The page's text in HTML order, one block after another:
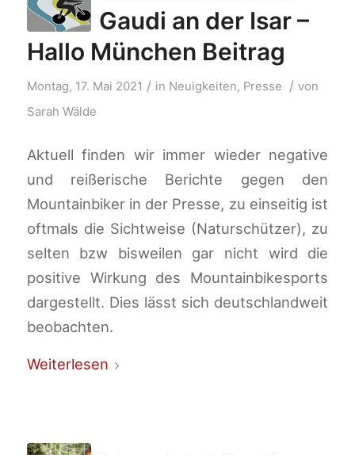
Gaudi an der Isar –
Hallo München Beitrag
Montag, 17. Mai 2021 / in Neuigkeiten, Presse / von
Sarah Wälde
Aktuell finden wir immer wieder negative
und reißerische Berichte gegen den
Mountainbiker in der Presse, zu einseitig ist
oftmals die Sichtweise (Naturschützer), zu
selten bzw bisweilen gar nicht wird die
positive Wirkung des Mountainbikesports
dargestellt. Dies lässt sich deutschlandweit
beobachten.
Weiterlesen